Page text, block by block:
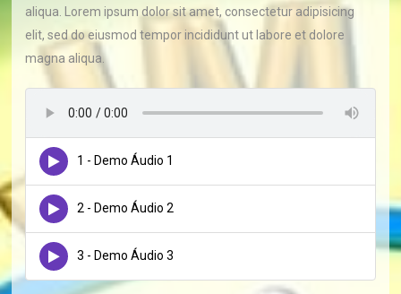
aliqua. Lorem ipsum dolor sit amet, consectetur adipisicing
elit, sed do eiusmod tempor incididunt ut labore et dolore
magna aliqua.
1 - Demo Áudio 1
2 - Demo Áudio 2
3 - Demo Áudio 3